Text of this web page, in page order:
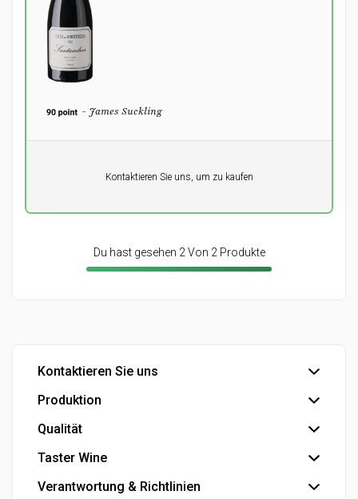
- James Suckling
Kontaktieren Sie uns, um zu kaufen
Du hast gesehen 2 Von 2 Produkte
Kontaktieren Sie uns
Büro
Export
Industrie
Produktion
Abfüllung
Industrielle Produkte
Eigenmarke
Qualität
IFS Food-Zertifizierung
Se die Smiley-Berichte der dänischen Veterinär- und
Taster Wine
Der Konzern
Verantwortung & Richtlinien